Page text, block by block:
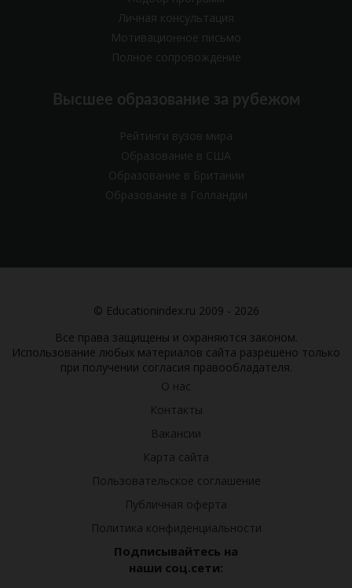
Личная консультация
Мотивационное письмо
Полное сопровождение
Высшее образование за рубежом
Рейтинги вузов мира
Образование в США
Образование в Британии
Образование в Голландии
© Educationindex.ru 2009 - 2026
Все права защищены и охраняются законом.
Использование любых материалов сайта разрешено только
при получении согласия правообладателя.
О нас
Контакты
Вакансии
Карта сайта
Пользовательское соглашение
Публичная оферта
Политика конфиденциальности
Подписывайтесь на
наши соц.сети: